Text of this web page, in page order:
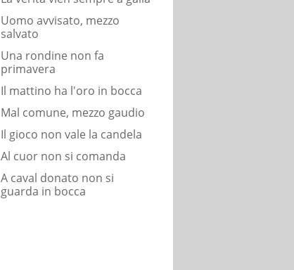
Uomo avvisato, mezzo
salvato
Una rondine non fa
primavera
Il mattino ha l'oro in bocca
Mal comune, mezzo gaudio
Il gioco non vale la candela
Al cuor non si comanda
A caval donato non si
guarda in bocca